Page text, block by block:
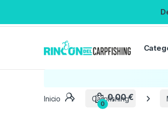
Inicio Carpfishing